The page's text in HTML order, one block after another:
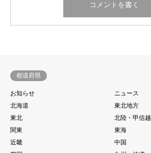
都道府県
お知らせ
ニュース
北海道
東北地方
東北
北陸・甲信越
関東
東海
近畿
中国